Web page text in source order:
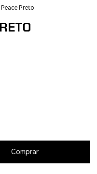
Preto